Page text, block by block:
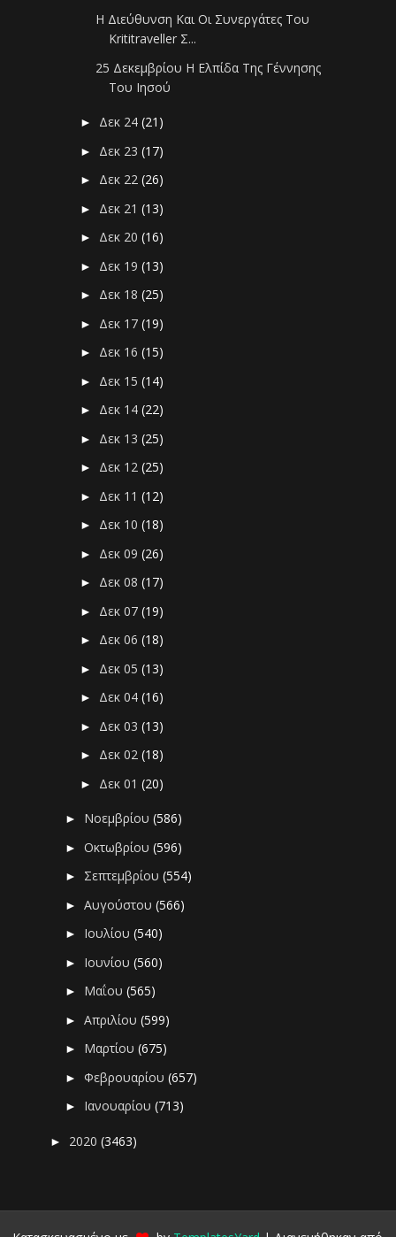
Η Διεύθυνση Και Οι Συνεργάτες Του
Krititraveller Σ...
25 Δεκεμβρίου Η Ελπίδα Της Γέννησης
Του Ιησού
► Δεκ 24(21)
► Δεκ 23(17)
► Δεκ 22(26)
► Δεκ 21(13)
► Δεκ 20(16)
► Δεκ 19(13)
► Δεκ 18(25)
► Δεκ 17(19)
► Δεκ 16(15)
► Δεκ 15(14)
► Δεκ 14(22)
► Δεκ 13(25)
► Δεκ 12(25)
► Δεκ 11(12)
► Δεκ 10(18)
► Δεκ 09(26)
► Δεκ 08(17)
► Δεκ 07(19)
► Δεκ 06(18)
► Δεκ 05(13)
► Δεκ 04(16)
► Δεκ 03(13)
► Δεκ 02(18)
► Δεκ 01(20)
► Νοεμβρίου(586)
►Οκτωβρίου(596)
► Σεπτεμβρίου(554)
►Αυγούστου(566)
► Ιουλίου(540)
► Ιουνίου(560)
► Μαΐου(565)
►Απριλίου(599)
► Μαρτίου(675)
►Φεβρουαρίου(657)
► Ιανουαρίου(713)
► 2020(3463)